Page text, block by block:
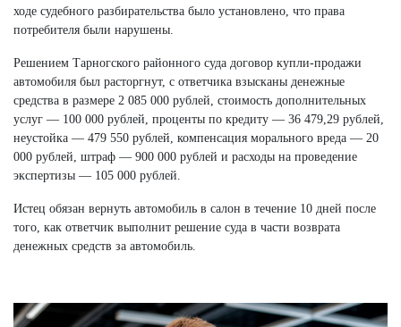
ходе судебного разбирательства было установлено, что права
потребителя были нарушены.
Решением Тарногского районного суда договор купли-продажи
автомобиля был расторгнут, с ответчика взысканы денежные
средства в размере 2 085 000 рублей, стоимость дополнительных
услуг — 100 000 рублей, проценты по кредиту — 36 479,29 рублей,
неустойка — 479 550 рублей, компенсация морального вреда — 20
000 рублей, штраф — 900 000 рублей и расходы на проведение
экспертизы — 105 000 рублей.
Истец обязан вернуть автомобиль в салон в течение 10 дней после
того, как ответчик выполнит решение суда в части возврата
денежных средств за автомобиль.